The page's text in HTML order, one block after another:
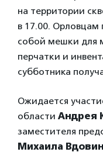
на территории
в 17.00. Орловцам
собой мешки для
перчатки и
субботника
Ожидается
области Андрея
заместителя
Михаила